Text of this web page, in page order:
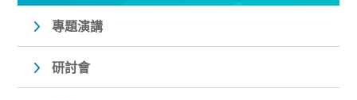
專題演講
研討會